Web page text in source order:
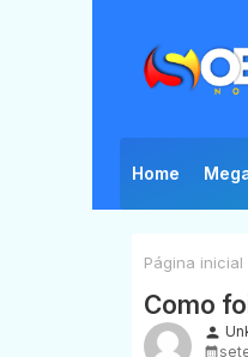
Home
Página inicial
Como
person